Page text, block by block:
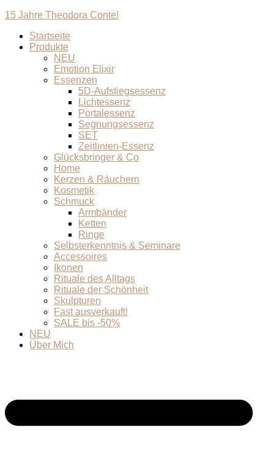
15 Jahre Theodora Conte!
Startseite
Produkte
NEU
Emotion Elixir
Essenzen
5D-Aufstiegsessenz
Lichtessenz
Portalessenz
Segnungsessenz
SET
Zeitlinien-Essenz
Glücksbringer & Co
Home
Kerzen & Räuchern
Kosmetik
Schmuck
Armbänder
Ketten
Ringe
Selbsterkenntnis & Seminare
Accessoires
Ikonen
Rituale des Alltags
Rituale der Schönheit
Skulpturen
Fast ausverkauft!
SALE bis -50%
NEU
Über Mich